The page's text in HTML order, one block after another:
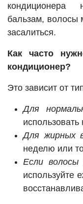
кондиционера
бальзам, волосы
засалиться.
Как часто
кондиционер?
Это зависит от
Для
Для жирных
неделю или
Если
используйте